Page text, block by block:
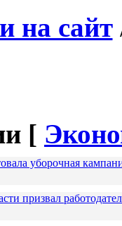
на сайт
[
уборочная
призвал